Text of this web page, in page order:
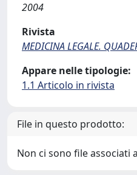
2004
Rivista
MEDICINA LEGALE.
Appare nelle tipologie:
1.1 Articolo in rivista
File in questo prodotto:
Non ci sono file associati